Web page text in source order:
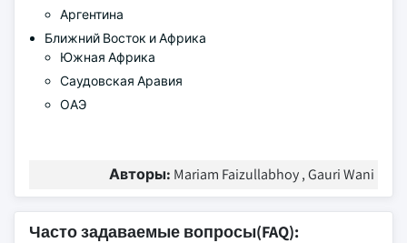
Аргентина
Ближний Восток и Африка
Южная Африка
Саудовская Аравия
ОАЭ
Авторы: Mariam Faizullabhoy , Gauri Wani
Часто задаваемые вопросы(FAQ):